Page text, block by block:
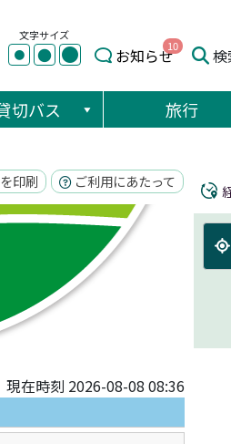
文字サイズ
● ● ● お知らせ10 検
切バス 旅行
印刷 ご利用にあたって
現在時刻 2026-08-08 08:36